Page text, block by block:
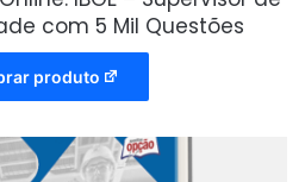
com 5 Mil Questões
produto